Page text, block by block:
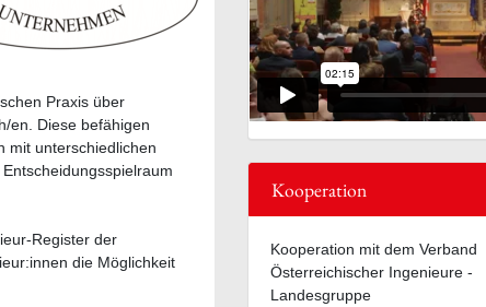
Praxis über
en. Diese befähigen
mit unterschiedlichen
Register der
die Möglichkeit
Kooperation
Kooperation mit dem Verband
Österreichischer Ingenieure -
Landesgruppe